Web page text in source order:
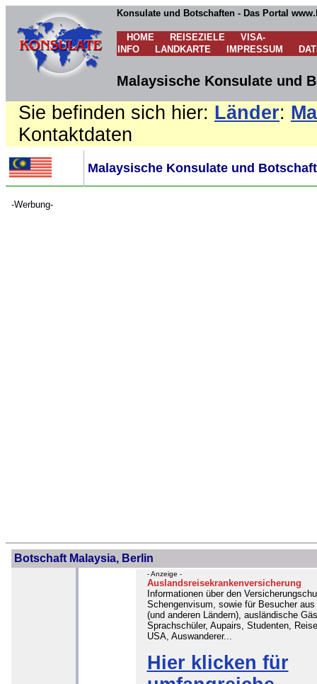
Konsulate und Botschaften - Das Portal
HOME REISEZIELE
VISA-
INFO
LANDKARTE IMPRESSUM
Malaysische Konsulate und
Sie befinden sich hier: Länder:
Kontaktdaten
Malaysische Konsulate und
-Werbung-
Botschaft Malaysia, Berlin
- Anzeige -
Auslandsreisekrankenversicherung
Informationen über den
Schengenvisum, sowie für Besucher
(und anderen Ländern), ausländische
Sprachschüler, Aupairs, Studenten,
USA, Auswanderer...
Hier klicken für